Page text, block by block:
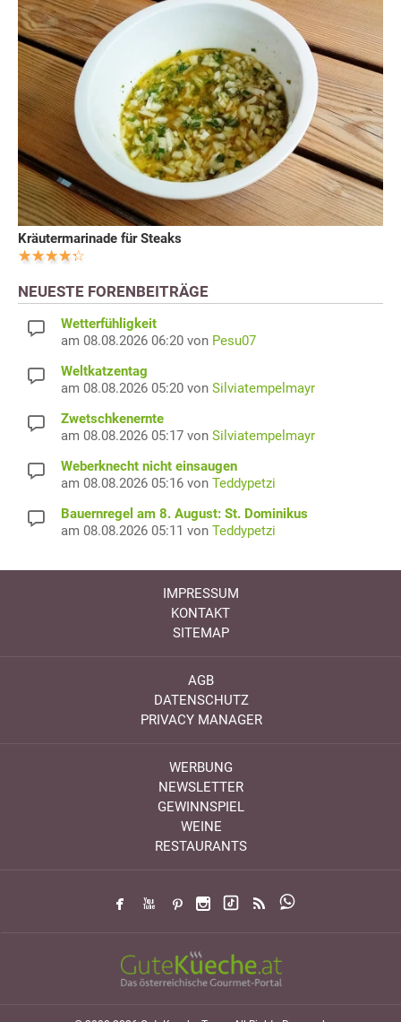
Kräutermarinade für Steaks
NEUESTE FORENBEITRÄGE
Wetterfühligkeit
am 08.08.2026 06:20 von Pesu07
Weltkatzentag
am 08.08.2026 05:20 von Silviatempelmayr
Zwetschkenernte
am 08.08.2026 05:17 von Silviatempelmayr
Weberknecht nicht einsaugen
am 08.08.2026 05:16 von Teddypetzi
Bauernregel am 8. August: St. Dominikus
am 08.08.2026 05:11 von Teddypetzi
IMPRESSUM
KONTAKT
SITEMAP
AGB
DATENSCHUTZ
PRIVACY MANAGER
WERBUNG
NEWSLETTER
GEWINNSPIEL
WEINE
RESTAURANTS